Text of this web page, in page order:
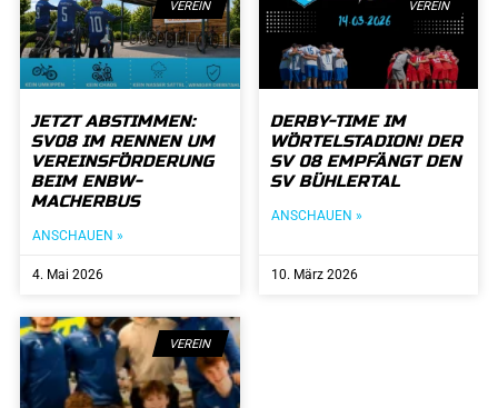
VEREIN
JETZT ABSTIMMEN:
SV08 IM RENNEN UM
VEREINSFÖRDERUNG
BEIM ENBW-
MACHERBUS
ANSCHAUEN »
4. Mai 2026
VEREIN
DERBY-TIME IM
WÖRTELSTADION! DER
SV 08 EMPFÄNGT DEN
SV BÜHLERTAL
ANSCHAUEN »
10. März 2026
VEREIN